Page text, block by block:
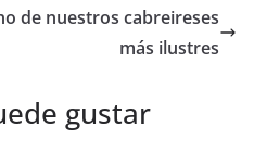
de nuestros cabreireses
más ilustres
gustar